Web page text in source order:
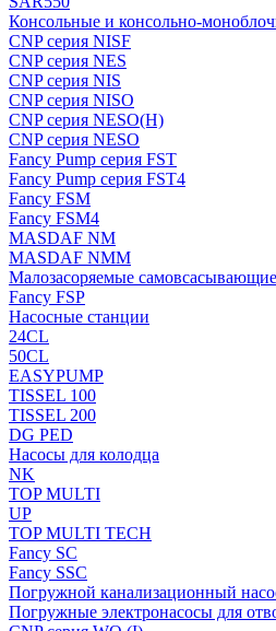
Консольные и консольно-
CNP серия NISF
CNP серия NES
CNP серия NIS
CNP серия NISO
CNP серия NESO(H)
CNP серия NESO
Fancy Pump серия FST
Fancy Pump серия FST4
Fancy FSM
Fancy FSM4
MASDAF NM
MASDAF NMM
Малозасоряемые
Fancy FSP
Насосные станции
24CL
50CL
EASYPUMP
TISSEL 100
TISSEL 200
DG PED
Насосы для колодца
NK
TOP MULTI
UP
TOP MULTI TECH
Fancy SC
Fancy SSC
Погружной канализационный
Погружные электронасосы для